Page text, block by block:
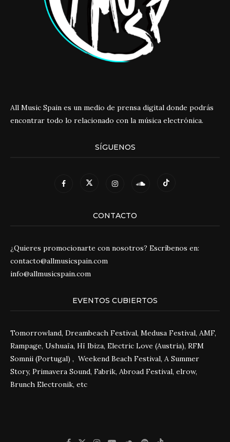
All Music Spain es un medio de prensa digital donde podrás
encontrar todo lo relacionado con la música electrónica.
SÍGUENOS
CONTACTO
¿Quieres promocionarte con nosotros? Escríbenos en:
contacto@allmusicspain.com
info@allmusicspain.com
EVENTOS CUBIERTOS
Tomorrowland, Dreambeach Festival, Medusa Festival, AMF,
Rampage, Ushuaïa, Hï Ibiza, Electric Love (Austria), RFM
Somnii (Portugal) , Weekend Beach Festival, A Summer
Story, Primavera Sound, Fabrik, Abroad Festival, elrow,
Brunch Electronik, etc